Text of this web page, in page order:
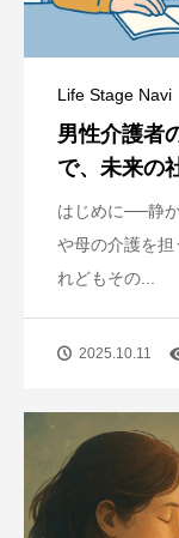
Life Stage Navi
男性介護者
で、未来の
はじめに──静
や母の介護を
れどもその...
2025.10.11